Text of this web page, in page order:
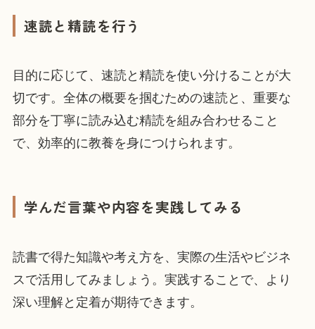
速読と精読を行う
目的に応じて、速読と精読を使い分けることが大
切です。全体の概要を掴むための速読と、重要な
部分を丁寧に読み込む精読を組み合わせること
で、効率的に教養を身につけられます。
学んだ言葉や内容を実践してみる
読書で得た知識や考え方を、実際の生活やビジネ
スで活用してみましょう。実践することで、より
深い理解と定着が期待できます。